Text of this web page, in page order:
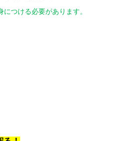
につける必要があります。